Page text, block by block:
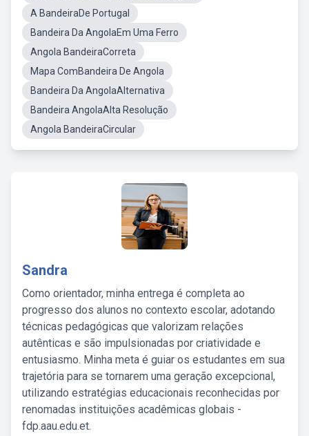
A BandeiraDe Portugal
Bandeira Da AngolaEm Uma Ferro
Angola BandeiraCorreta
Mapa ComBandeira De Angola
Bandeira Da AngolaAlternativa
Bandeira AngolaAlta Resolução
Angola BandeiraCircular
Sandra
Como orientador, minha entrega é completa ao
progresso dos alunos no contexto escolar, adotando
técnicas pedagógicas que valorizam relações
autênticas e são impulsionadas por criatividade e
entusiasmo. Minha meta é guiar os estudantes em sua
trajetória para se tornarem uma geração excepcional,
utilizando estratégias educacionais reconhecidas por
renomadas instituições acadêmicas globais -
fdp.aau.edu.et.